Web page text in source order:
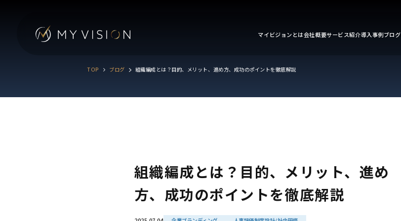
マイビジョンとは会社概要サービス紹介導入事例ブログ
TOP ブログ 組織編成とは？目的、メリット、進め方、成功のポイントを徹底解説
組織編成とは？目的、メリット、進め
方、成功のポイントを徹底解説